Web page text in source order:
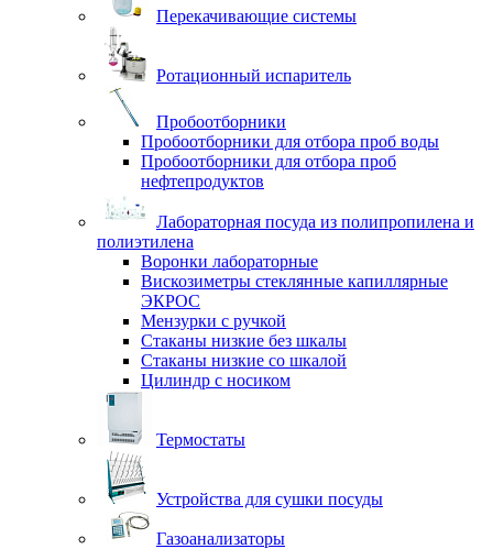
Перекачивающие системы
Ротационный испаритель
Пробоотборники
Пробоотборники для отбора проб воды
Пробоотборники для отбора проб
нефтепродуктов
Лабораторная посуда из полипропилена и
полиэтилена
Воронки лабораторные
Вискозиметры стеклянные капиллярные
ЭКРОС
Мензурки с ручкой
Стаканы низкие без шкалы
Стаканы низкие со шкалой
Цилиндр с носиком
Термостаты
Устройства для сушки посуды
Газоанализаторы